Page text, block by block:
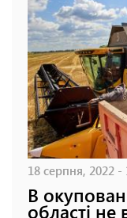
18 серпня, 2022 -
В
області не